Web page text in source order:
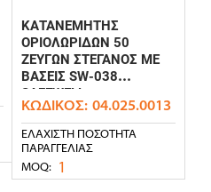
ΚΑΤΑΝΕΜΗΤΗΣ
ΟΡΙΟΛΩΡΙΔΩΝ 50
ΖΕΥΓΩΝ ΣΤΕΓΑΝΟΣ ΜΕ
ΒΑΣΕΙΣ SW-038
SAFEWELL
ΚΩΔΙΚΌΣ: 04.025.0013
ΕΛΆΧΙΣΤΗ ΠΟΣΌΤΗΤΑ
ΠΑΡΑΓΓΕΛΊΑΣ
MOQ: 1